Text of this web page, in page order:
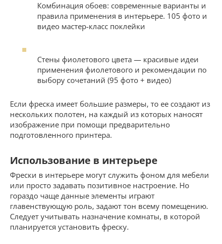
Комбинация обоев: современные варианты и
правила применения в интерьере. 105 фото и
видео мастер-класс поклейки
Стены фиолетового цвета — красивые идеи
применения фиолетового и рекомендации по
выбору сочетаний (95 фото + видео)
Если фреска имеет большие размеры, то ее создают из
нескольких полотен, на каждый из которых наносят
изображение при помощи предварительно
подготовленного принтера.
Использование в интерьере
Фрески в интерьере могут служить фоном для мебели
или просто задавать позитивное настроение. Но
гораздо чаще данные элементы играют
главенствующую роль, задают тон всему помещению.
Следует учитывать назначение комнаты, в которой
планируется установить фреску.